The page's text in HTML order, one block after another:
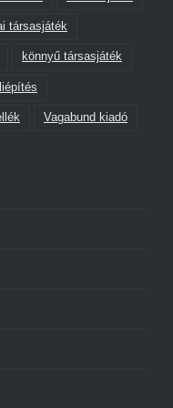
társasjáték
könnyű társasjáték
Vagabund kiadó